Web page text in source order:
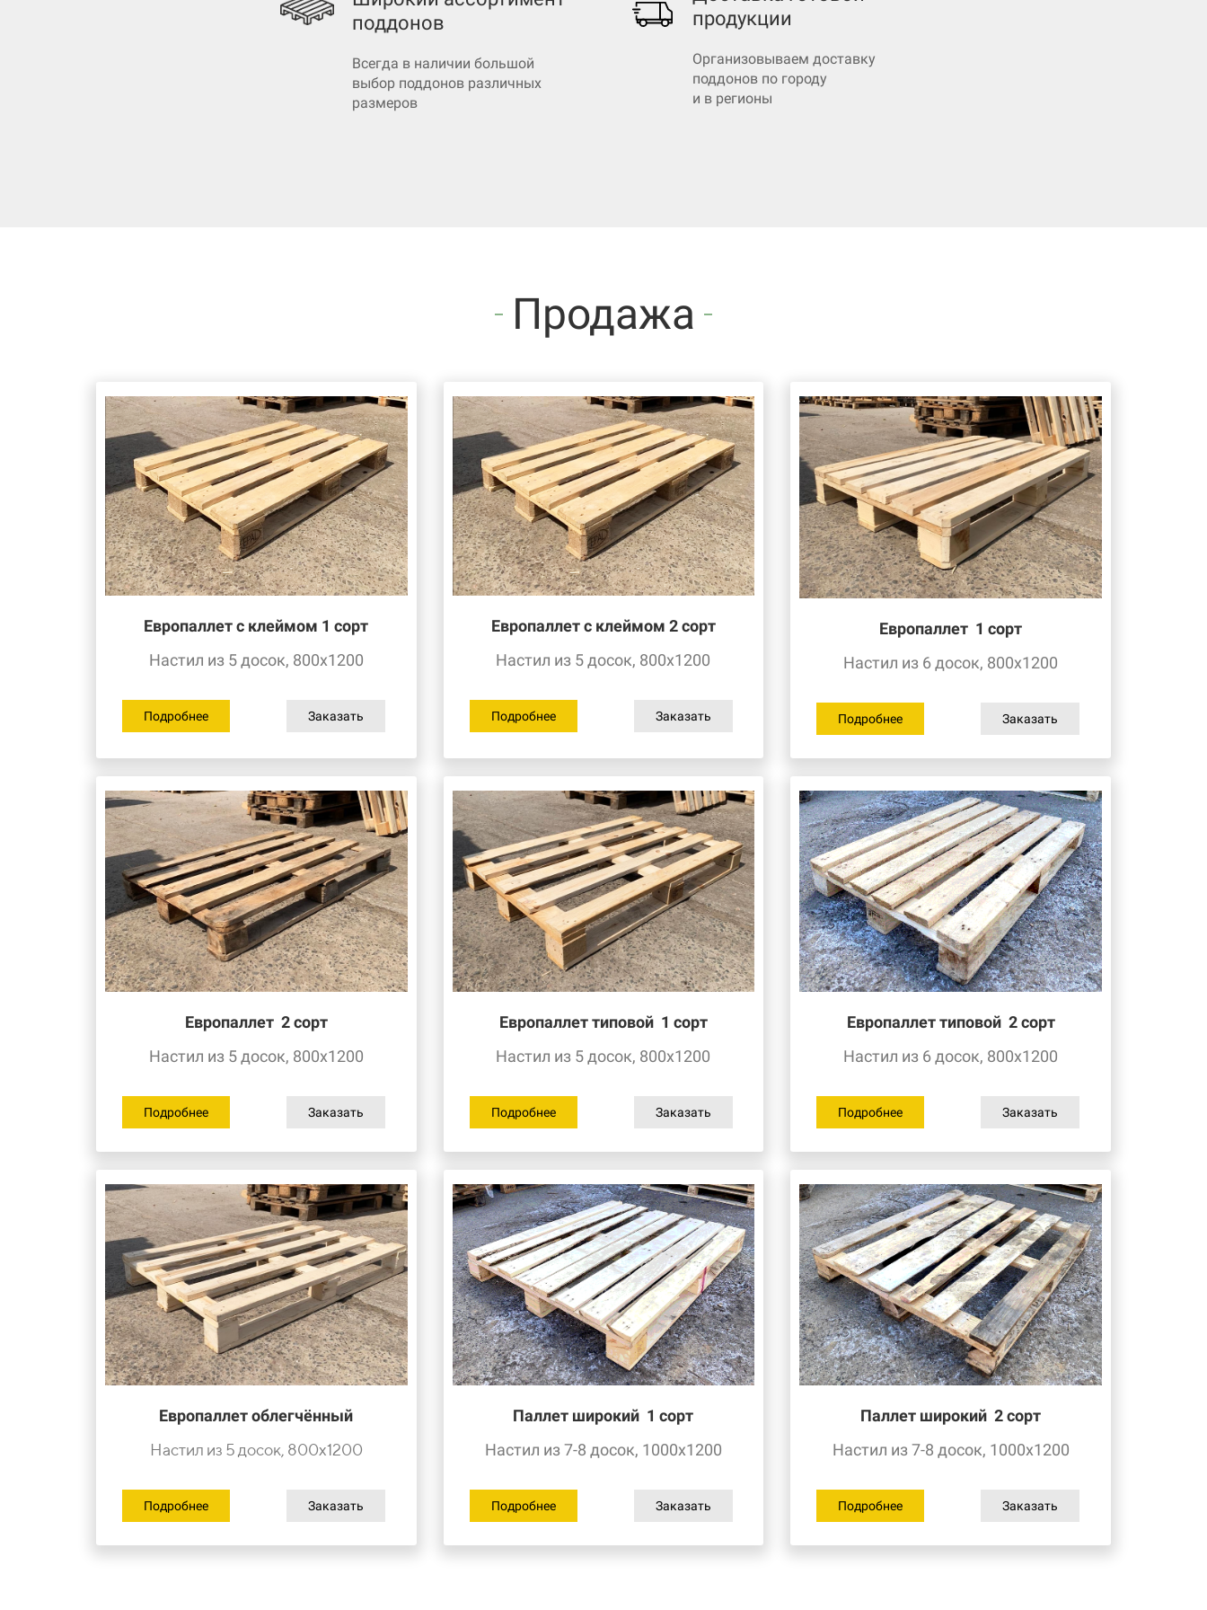
поддонов
Всегда в наличии большой
выбор поддонов различных
размеров
продукции
Организовываем доставку
поддонов по городу
и в регионы
Продажа
Европаллет с клеймом 1 сорт
Настил из 5 досок, 800х1200
Подробнее Заказать
Европаллет с клеймом 2сорт
Настил из 5 досок, 800х1200
Подробнее Заказать
Европаллет 1 сорт
Настил из 6 досок, 800х1200
Подробнее Заказать
Европаллет 2сорт
Настил из 5 досок, 800х1200
Подробнее Заказать
Европаллет типовой 1 сорт
Настил из 5 досок, 800х1200
Подробнее Заказать
Европаллет типовой 2сорт
Настил из 6 досок, 800х1200
Подробнее Заказать
Европаллет облегчённый
Настил из 5 досок, 800х1200
Подробнее Заказать
Паллет широкий 1сорт
Настил из 7-8 досок, 1000х1200
Подробнее Заказать
Паллет широкий 2сорт
Настил из 7-8 досок, 1000х1200
Подробнее Заказать